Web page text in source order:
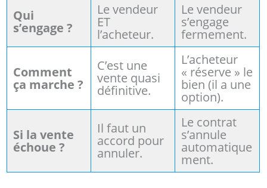
Qui
s’engage ?
Le vendeur
ET
l’acheteur.
Le vendeur
s’engage
fermement.
Comment
ça marche ?
C’est une
vente quasi
définitive.
L’acheteur
« réserve » le
bien (il a une
option).
Si la vente
échoue ?
Il faut un
accord pour
annuler.
Le contrat
s’annule
automatique
ment.